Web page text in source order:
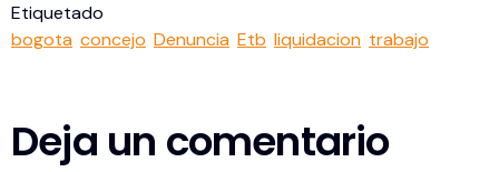
Etiquetado
bogota concejo Denuncia Etb liquidacion trabajo
Deja un comentario